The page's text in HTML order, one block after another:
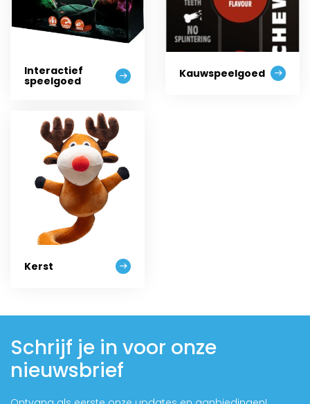
Interactief
speelgoed
Kauwspeelgoed
Kerst
Schrijf je in voor onze
nieuwsbrief